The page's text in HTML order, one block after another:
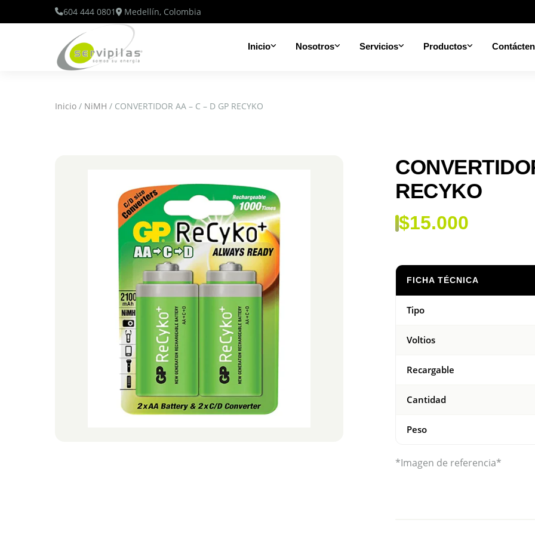
604 444 0801 Medellín, Colombia
Inicio Nosotros Servicios Productos
Inicio / NiMH / CONVERTIDOR AA – C – D GP RECYKO
RECYKO
$15.000
FICHA TÉCNICA
Tipo
Voltios
Recargable
Cantidad
Peso
*Imagen de referencia*